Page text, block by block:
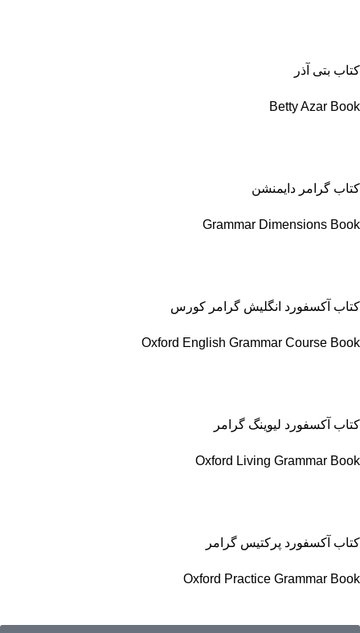
کتاب بتی آذر
Betty Azar Book
کتاب گرامر دایمنشن
Grammar Dimensions Book
کتاب آکسفورد انگلیش گرامر کورس
Oxford English Grammar Course Book
کتاب آکسفورد لیوینگ گرامر
Oxford Living Grammar Book
کتاب آکسفورد پرکتیس گرامر
Oxford Practice Grammar Book